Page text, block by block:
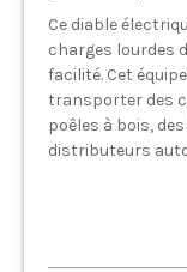
Ce diable
charges lourdes
facilité. Cet
transporter des
poêles à bois,
distributeurs